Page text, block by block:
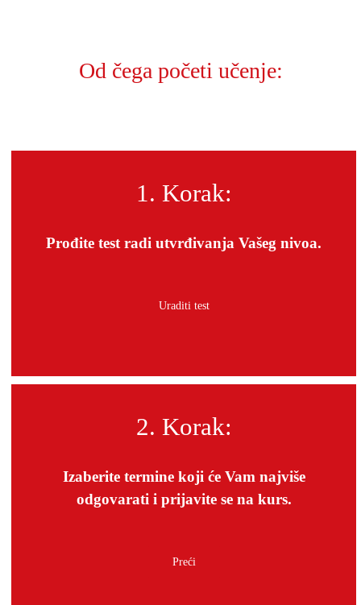
Od čega početi učenje:
1. Korak:
Prođite test radi utvrđivanja Vašeg nivoa.
2. Korak:
Izaberite termine koji će Vam najviše
odgovarati i prijavite se na kurs.